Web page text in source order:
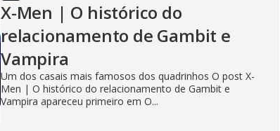
X-Men | O histórico do
relacionamento de Gambit e
Vampira
Um dos casais mais famosos dos quadrinhos O post X-
Men | O histórico do relacionamento de Gambit e
Vampira apareceu primeiro em O...